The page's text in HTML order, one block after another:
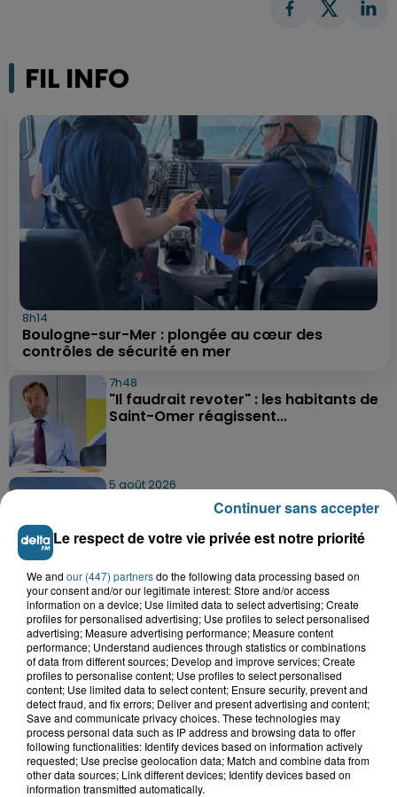
FIL INFO
8h14
Boulogne-sur-Mer : plongée au cœur des
contrôles de sécurité en mer
7h48
"Il faudrait revoter" : les habitants de
Saint-Omer réagissent...
5 août 2026
Delettes : un incendie dans un grenier,
deux hommes intoxiqués par...
5 août 2026
Boulogne-sur-Mer : un obus ramené
dans un camp de gens du voyage
5 août 2026
Berck : une fillette de 5 ans percutée
par une voiture
Le respect de votre vie privée est notre priorité
We and our (447) partnersdo the following data processing based on
your consent and/or our legitimate interest: Store and/or access
information on a device; Use limited data to select advertising; Create
profiles for personalised advertising; Use profiles to select personalised
advertising; Measure advertising performance; Measure content
performance; Understand audiences through statistics or combinations
of data from different sources; Develop and improve services; Create
profiles to personalise content; Use profiles to select personalised
content; Use limited data to select content; Ensure security, prevent and
detect fraud, and fix errors; Deliver and present advertising and content;
Save and communicate privacy choices. These technologies may
process personal data such as IP address and browsing data to offer
following functionalities: Identify devices based on information actively
requested; Use precise geolocation data; Match and combine data from
other data sources; Link different devices; Identify devices based on
information transmitted automatically.
Continuer sans accepter